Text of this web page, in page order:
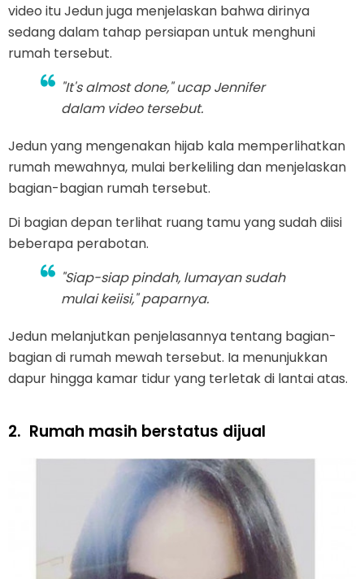
video itu Jedun juga menjelaskan bahwa dirinya
sedang dalam tahap persiapan untuk menghuni
rumah tersebut.
"It's almost done," ucap Jennifer
dalam video tersebut.
Jedun yang mengenakan hijab kala memperlihatkan
rumah mewahnya, mulai berkeliling dan menjelaskan
bagian-bagian rumah tersebut.
Di bagian depan terlihat ruang tamu yang sudah diisi
beberapa perabotan.
"Siap-siap pindah, lumayan sudah
mulai keiisi," paparnya.
Jedun melanjutkan penjelasannya tentang bagian-
bagian di rumah mewah tersebut. Ia menunjukkan
dapur hingga kamar tidur yang terletak di lantai atas.
2. Rumah masih berstatus dijual